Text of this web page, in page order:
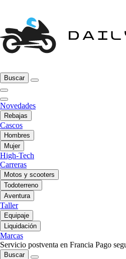
Buscar
Novedades
Rebajas
Cascos
Hombres
Mujer
High-Tech
Carreras
Motos y scooters
Todoterreno
Aventura
Taller
Equipaje
Liquidación
Marcas
Servicio postventa en Francia Pago
Buscar